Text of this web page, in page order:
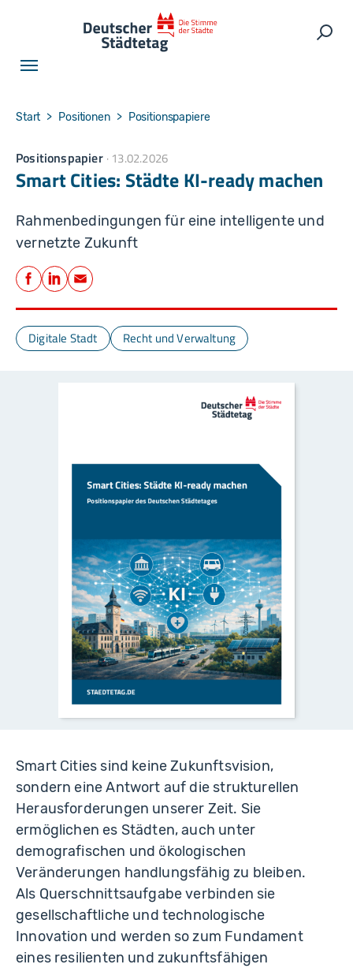
You are here:
Start Positionen Positionspapiere
Positionspapier 13.02.2026
Smart Cities: Städte KI-ready machen
Rahmenbedingungen für eine intelligente und
vernetzte Zukunft
Teilen
Facebook
LinkedIn
E-Mail
Digitale Stadt Recht und Verwaltung
Smart Cities sind keine Zukunftsvision,
sondern eine Antwort auf die strukturellen
Herausforderungen unserer Zeit. Sie
ermöglichen es Städten, auch unter
demografischen und ökologischen
Veränderungen handlungsfähig zu bleiben.
Als Querschnittsaufgabe verbinden sie
gesellschaftliche und technologische
Innovation und werden so zum Fundament
eines resilienten und zukunftsfähigen